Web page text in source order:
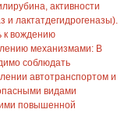
активности
и лактатдегидрогеназы).
к вождению
механизмами: В
соблюдать
автотранспортом и
видами
повышенной